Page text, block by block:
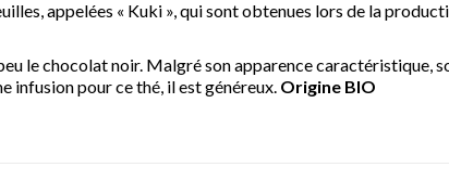
appelées « Kuki », qui sont obtenues lors de la
le chocolat noir. Malgré son apparence caractéristique,
infusion pour ce thé, il est généreux. Origine BIO